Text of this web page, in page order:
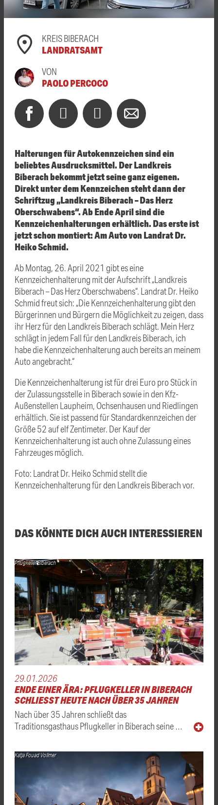
KREIS BIBERACH
LANDRATSAMT
VON
PAOLO PERCOCO
Halterungen für Autokennzeichen sind ein
beliebtes Ausdrucksmittel. Der Landkreis
Biberach bekommt jetzt seine ganz eigenen.
Direkt unter dem Kennzeichen steht dann der
Schriftzug „Landkreis Biberach – Das Herz
Oberschwabens“. Ab Ende April sind die
Kennzeichenhalterungen erhältlich. Das erste ist
jetzt schon montiert: Am Auto von Landrat Dr.
Heiko Schmid.
Ab Montag, 26. April 2021 gibt es eine
Kennzeichenhalterung mit der Aufschrift „Landkreis
Biberach – Das Herz Oberschwabens“. Landrat Dr. Heiko
Schmid freut sich: „Die Kennzeichenhalterung gibt den
Bürgerinnen und Bürgern die Möglichkeit zu zeigen, dass
ihr Herz für den Landkreis Biberach schlägt. Mein Herz
schlägt in jedem Fall für den Landkreis Biberach, ich
habe die Kennzeichenhalterung auch bereits an meinem
Auto angebracht.“
Die Kennzeichenhalterung ist für drei Euro pro Stück in
der Zulassungsstelle in Biberach sowie in den Kfz-
Außenstellen Laupheim, Ochsenhausen und Riedlingen
erhältlich. Sie ist passend für Standardkennzeichen der
Größe 52 auf elf Zentimeter. Der Kauf der
Kennzeichenhalterung ist auch ohne Zulassung eines
Fahrzeuges möglich.
Foto: Landrat Dr. Heiko Schmid stellt die
Kennzeichenhalterung für den Landkreis Biberach vor.
DAS KÖNNTE DICH AUCH INTERESSIEREN
Pflugkeller Biberach
29.01.2026
ENDE EINER ÄRA: PFLUGKELLER IN BIBERACH
SCHLIESST HEUTE NACH ÜBER 35 JAHREN
Nach über 35 Jahren schließt das
Traditionsgasthaus Pflugkeller in Biberach seine …
Katja Fouad Vollmer